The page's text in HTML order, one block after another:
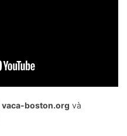
vaca-boston.org và